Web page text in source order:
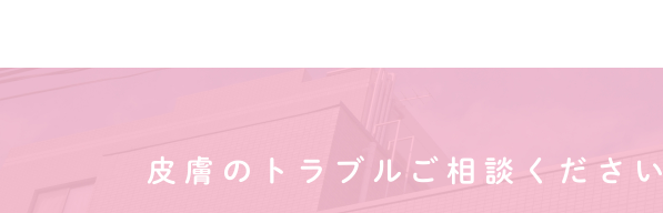
皮膚のトラブルご相談ください